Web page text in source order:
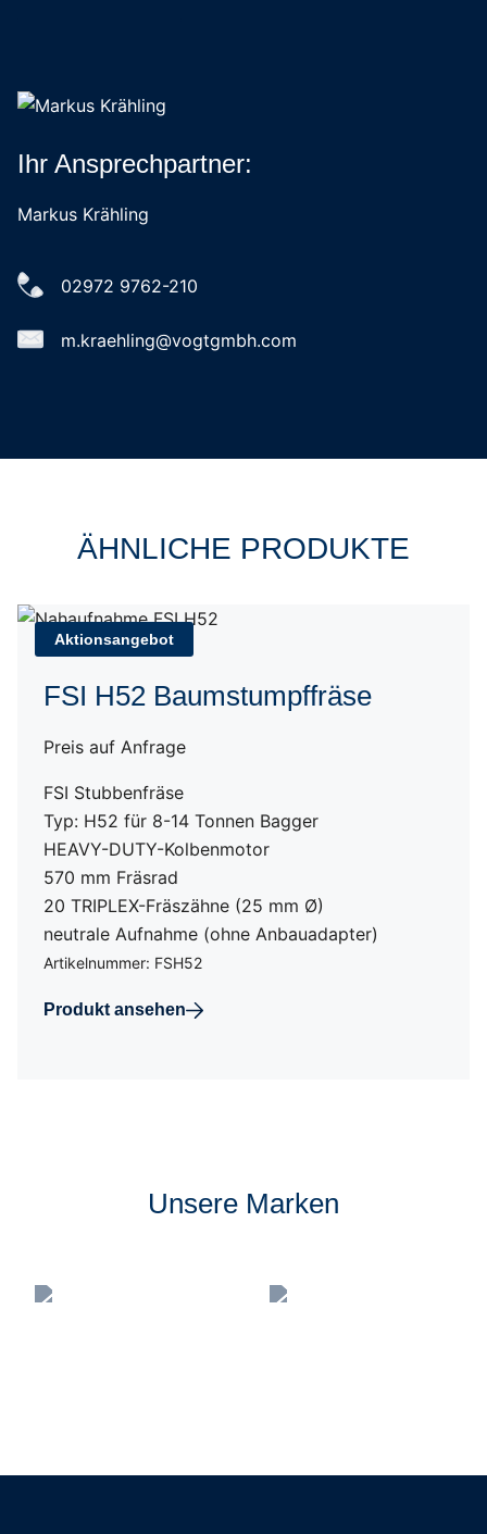
Ihr Ansprechpartner:
Markus Krähling
02972 9762-210
m.kraehling@vogtgmbh.com
ÄHNLICHE PRODUKTE
Aktionsangebot
FSI H52 Baumstumpffräse
Preis auf Anfrage
FSI Stubbenfräse
Typ: H52 für 8-14 Tonnen Bagger
HEAVY-DUTY-Kolbenmotor
570 mm Fräsrad
20 TRIPLEX-Fräszähne (25 mm Ø)
neutrale Aufnahme (ohne Anbauadapter)
Artikelnummer: FSH52
Produkt ansehen
Unsere Marken